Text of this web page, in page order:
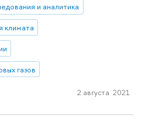
и аналитика
климата
газов
2 августа 2021